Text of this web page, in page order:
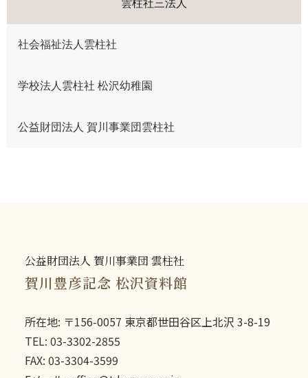
雲柱社三法人
社会福祉法人雲柱社
学校法人雲柱社 松沢幼稚園
公益財団法人 賀川事業団雲柱社
公益財団法人 賀川事業団 雲柱社
賀川豊彦記念 松沢資料館
所在地: 〒156-0057 東京都世田谷区上北沢 3-8-19
TEL: 03-3302-2855
FAX: 03-3304-3599